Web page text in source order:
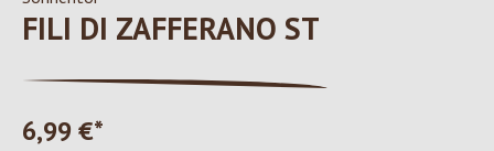
FILI DI ZAFFERANO ST
6,99 €*